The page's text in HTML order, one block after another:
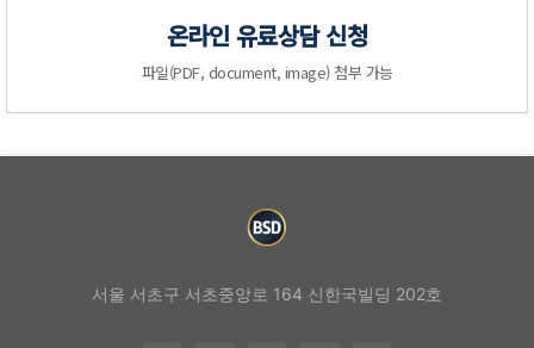
온라인 유료상담 신청
파일(PDF, document, image) 첨부 가능
서울 서초구 서초중앙로 164 신한국빌딩 202호